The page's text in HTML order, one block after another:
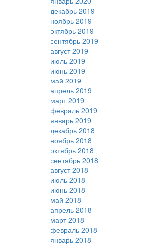
декабрь 2019
ноябрь 2019
октябрь 2019
сентябрь 2019
август 2019
июль 2019
июнь 2019
май 2019
апрель 2019
март 2019
февраль 2019
январь 2019
декабрь 2018
ноябрь 2018
октябрь 2018
сентябрь 2018
август 2018
июль 2018
июнь 2018
май 2018
апрель 2018
март 2018
февраль 2018
январь 2018